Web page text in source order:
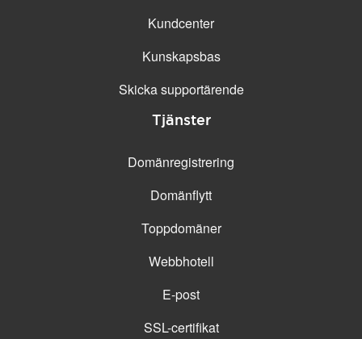
Kundcenter
Kunskapsbas
Skicka supportärende
Tjänster
Domänregistrering
Domänflytt
Toppdomäner
Webbhotell
E-post
SSL-certifikat